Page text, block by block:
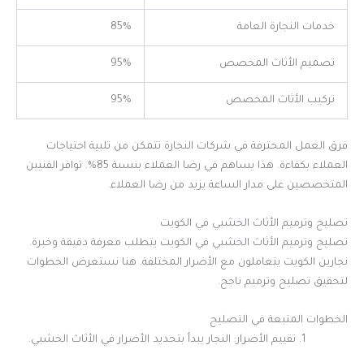
خدمات النجارة العامة 85%
تصميم الأثاث المخصص 95%
تركيب الأثاث المخصص 95%
فرق العمل المحترفة في شركات النجارة تتمكن من تلبية احتياجات
العملاء بكفاءة. هذا يساهم في رضا العملاء بنسبة 85%. توافر الفنيين
المتخصصين على مدار الساعة يزيد من رضا العملاء.
تصليح وترميم الأثاث الخشبي في الكويت
تصليح وترميم الأثاث الخشبي في الكويت يتطلب معرفة دقيقة وخبرة.
نجارين الكويت يتعاملون مع الأضرار المختلفة. هنا نستعرض الخطوات
لتحقيق تصليح وترميم ناجح.
الخطوات المتبعة في التصليح
تقييم الأضرار: النجار يبدأ بتحديد الأضرار في الأثاث الخشبي.